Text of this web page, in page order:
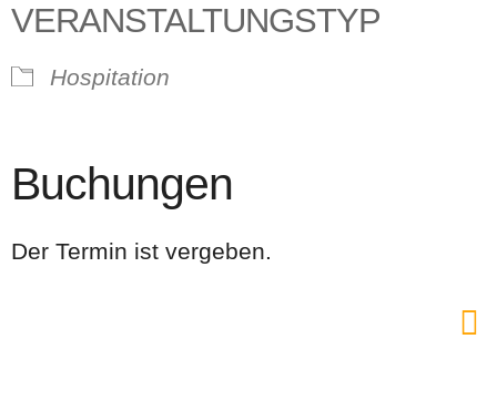
VERANSTALTUNGSTYP
Hospitation
Buchungen
Der Termin ist vergeben.